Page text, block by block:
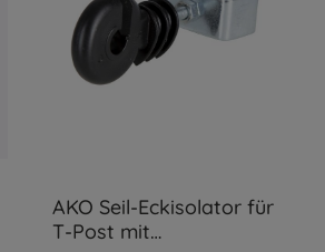
AKO Seil-Eckisolator für
T-Post mit